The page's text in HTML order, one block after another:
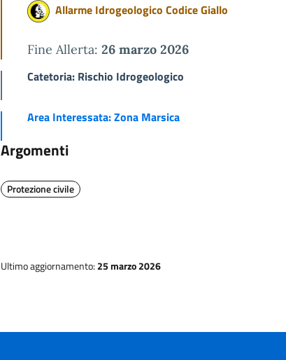
Allarme Idrogeologico Codice Giallo
Fine Allerta: 26 marzo 2026
Catetoria: Rischio Idrogeologico
Area Interessata: Zona Marsica
Argomenti
Protezione civile
Ultimo aggiornamento: 25 marzo 2026